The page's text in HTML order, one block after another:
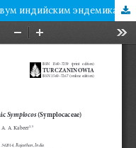
Номенклатурные примечания к двум индийским эндемикам из рода Symplocos (Symplocaceae)